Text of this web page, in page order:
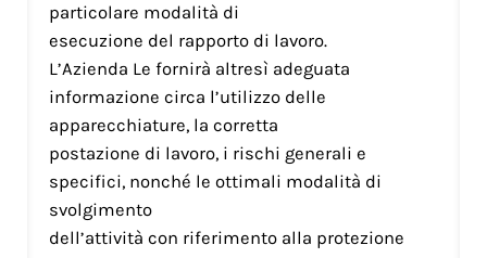
particolare modalità di
esecuzione del rapporto di lavoro.
L’Azienda Le fornirà altresì adeguata
informazione circa l’utilizzo delle
apparecchiature, la corretta
postazione di lavoro, i rischi generali e
specifici, nonché le ottimali modalità di
svolgimento
dell’attività con riferimento alla protezione